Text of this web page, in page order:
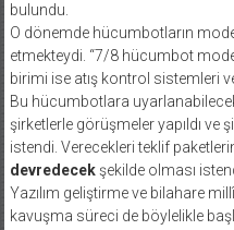
bulundu.
O dönemde hücumbotların
etmekteydi. “7/8 hücumbot
birimi ise atış kontrol sistemleri
Bu hücumbotlara
şirketlerle görüşmeler yapıldı ve
istendi. Verecekleri teklif
devredecekşekilde olması
Yazılım geliştirme ve bilahare
kavuşma süreci de böylelikle